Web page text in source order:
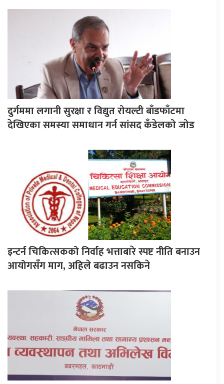
दुर्गममा लगानी सुरक्षा र विद्युत रोयल्टी बाँडफाँटमा
देखिएका समस्या समाधान गर्न सांसद कँडेलको जोड
इन्टर्न चिकित्सकको निर्वाह भत्ताबारे स्पष्ट नीति बनाउन
आयोगसँग माग, अहिले बढाउन नसकिने